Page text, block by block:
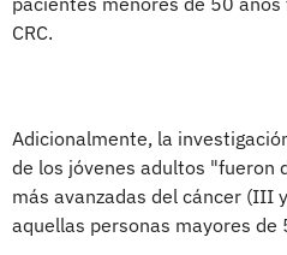
CRC.
Adicionalmente, la
de los jóvenes adultos "fueron
más avanzadas del cáncer (III
aquellas personas mayores de